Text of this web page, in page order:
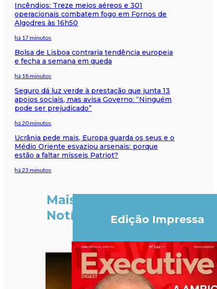
Incêndios: Treze meios aéreos e 301
operacionais combatem fogo em Fornos de
Algodres às 16h50
há 17 minutos
Bolsa de Lisboa contraria tendência europeia
e fecha a semana em queda
há 18 minutos
Seguro dá luz verde à prestação que junta 13
apoios sociais, mas avisa Governo: “Ninguém
pode ser prejudicado”
há 20 minutos
Ucrânia pede mais, Europa guarda os seus e o
Médio Oriente esvaziou arsenais: porque
estão a faltar mísseis Patriot?
há 23 minutos
Mais
Notícias
Edição Impressa